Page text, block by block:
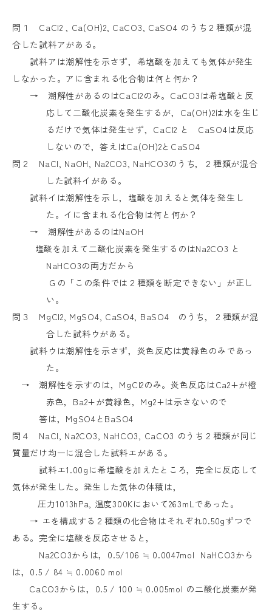
問１ CaCl2 , Ca(OH)2, CaCO3, CaSO4 のうち２種類が混
合した試料アがある。
試料アは潮解性を示さず，希塩酸を加えても気体が発生
しなかった。アに含まれる化合物は何と何か？
→ 潮解性があるのはCaCl2のみ。 CaCO3 は希塩酸と反
応して二酸化炭素を発生するが， Ca(OH)2は水を生じ
るだけで気体は発生せず， CaCl2 と CaSO4は反応
しないので，答えはCa(OH)2と CaSO4
問２ NaCl, NaOH, Na2CO3, NaHCO3のうち，２種類が混合
した試料イがある。
試料イは潮解性を示し，塩酸を加えると気体を発生し
た。イに含まれる化合物は何と何か？
→ 潮解性があるのはNaOH
塩酸を加えて二酸化炭素を発生するのはNa2CO3 と
NaHCO3の両方だから
Ｇの「この条件では２種類を断定できない」が正し
い。
問３ MgCl2, MgSO4, CaSO4, BaSO4 のうち，２種類が混
合した試料ウがある。
試料ウは潮解性を示さず，炎色反応は黄緑色のみであっ
た。
→ 潮解性を示すのは， MgCl2のみ。炎色反応はCa2+が橙
赤色， Ba2+が黄緑色， Mg2+は示さないので
答は， MgSO4 と BaSO4
問４ NaCl, Na2CO3, NaHCO3, CaCO3 のうち２種類が同じ
質量だけ均一に混合した試料エがある。
試料エ1.00g に希塩酸を加えたところ，完全に反応して
気体が発生した。発生した気体の体積は，
圧力1013hPa, 温度300Kにおいて263mLであった。
→ エを構成する２種類の化合物はそれぞれ0.50gずつで
ある。完全に塩酸を反応させると，
Na2CO3からは， 0.5/106 ≒ 0.0047mol NaHCO3から
は， 0.5 / 84 ≒ 0.0060 mol
CaCO3からは， 0.5 / 100 ≒ 0.005mol の二酸化炭素が発
生する。